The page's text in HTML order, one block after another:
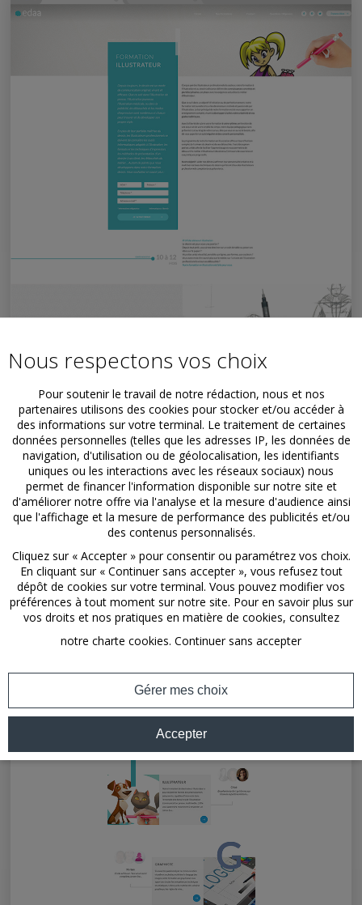
Nous respectons vos choix
Pour soutenir le travail de notre rédaction, nous et nos
partenaires utilisons des cookies pour stocker et/ou accéder à
des informations sur votre terminal. Le traitement de certaines
données personnelles (telles que les adresses IP, les données de
navigation, d'utilisation ou de géolocalisation, les identifiants
uniques ou les interactions avec les réseaux sociaux) nous
permet de financer l'information disponible sur notre site et
d'améliorer notre offre via l'analyse et la mesure d'audience ainsi
que l'affichage et la mesure de performance des publicités et/ou
des contenus personnalisés.
Cliquez sur « Accepter » pour consentir ou paramétrez vos choix.
En cliquant sur « Continuer sans accepter », vous refusez tout
dépôt de cookies sur votre terminal. Vous pouvez modifier vos
préférences à tout moment sur notre site. Pour en savoir plus sur
vos droits et nos pratiques en matière de cookies, consultez
notre charte cookies. Continuer sans accepter
Gérer mes choix
Accepter